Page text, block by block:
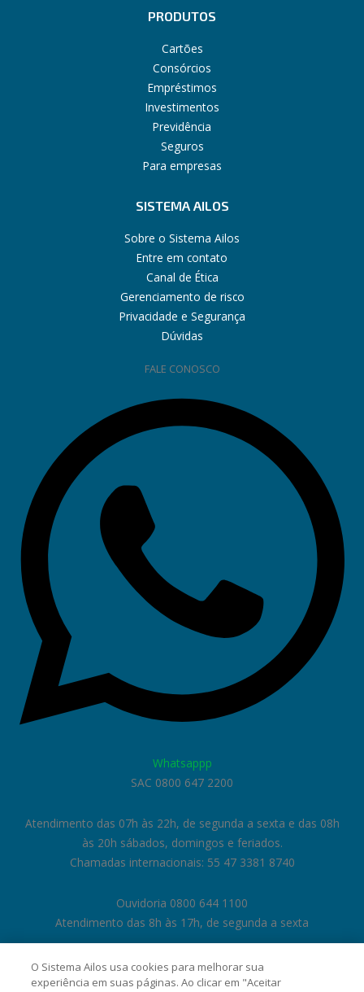
PRODUTOS
Cartões
Consórcios
Empréstimos
Investimentos
Previdência
Seguros
Para empresas
SISTEMA AILOS
Sobre o Sistema Ailos
Entre em contato
Canal de Ética
Gerenciamento de risco
Privacidade e Segurança
Dúvidas
FALE CONOSCO
Whatsappp
SAC 0800 647 2200
Atendimento das 07h às 22h, de segunda a sexta e das 08h
às 20h sábados, domingos e feriados.
Chamadas internacionais: 55 47 3381 8740
Ouvidoria 0800 644 1100
Atendimento das 8h às 17h, de segunda a sexta
O Sistema Ailos usa cookies para melhorar sua
experiência em suas páginas. Ao clicar em "Aceitar